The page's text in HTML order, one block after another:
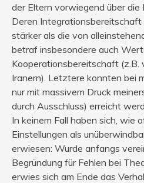
der Eltern vorwiegend über die
Deren Integrationsbereitschaft
stärker als die von
betraf insbesondere auch
Kooperationsbereitschaft
Iranern). Letztere konnten bei
nur mit massivem Druck
durch Ausschluss) erreicht
In keinem Fall haben sich, wie
Einstellungen als
erwiesen: Wurde anfangs
Begründung für Fehlen bei
erwies sich am Ende das